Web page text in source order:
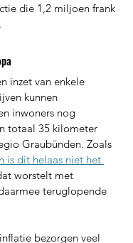
die 1,2 miljoen frank
inzet van enkele
kunnen
inwoners nog
totaal 35 kilometer
Graubünden. Zoals
is dit helaas niet het
worstelt met
teruglopende
bezorgen veel